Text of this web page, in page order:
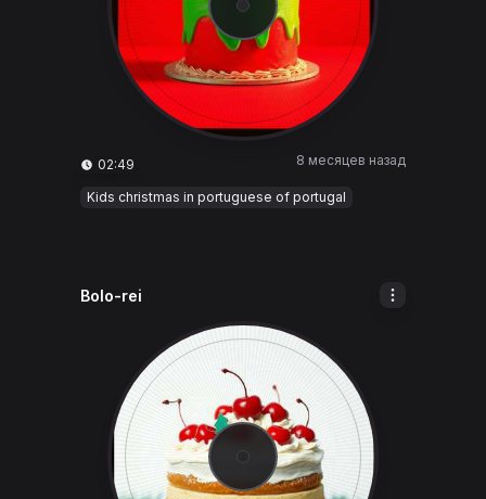
02:49 8 месяцев назад
Kids christmas in portuguese of portugal
Bolo-rei